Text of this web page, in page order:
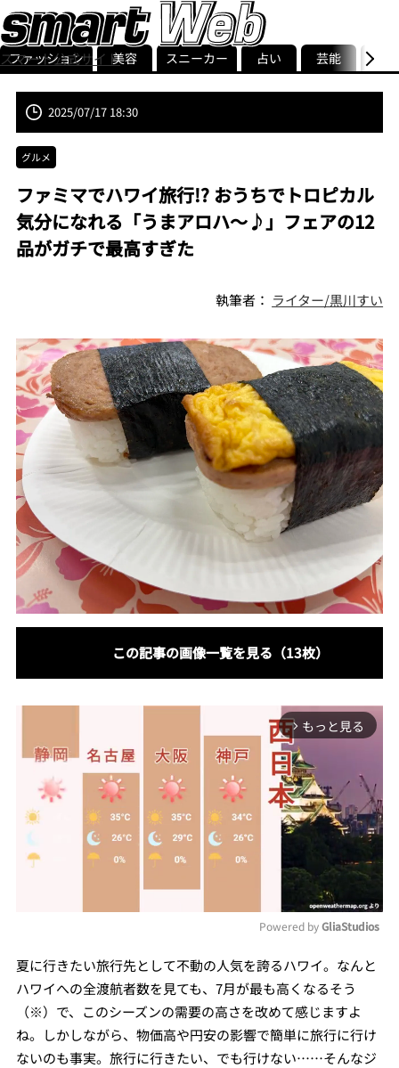
スマート公式サイト
smart最新号
記事一覧ランキング
ストリ
ファッション 美容 スニーカー 占い 芸能 グル
2025/07/17 18:30
グルメ
ファミマでハワイ旅行!? おうちでトロピカル
気分になれる「うまアロハ〜♪」フェアの12
品がガチで最高すぎた
執筆者： ライター/黒川すい
この記事の画像一覧を見る（13枚）
arrow_forward_ios もっと見る
Mute
Powered by GliaStudios
夏に行きたい旅行先として不動の人気を誇るハワイ。なんと
ハワイへの全渡航者数を見ても、7月が最も高くなるそう
（※）で、このシーズンの需要の高さを改めて感じますよ
ね。しかしながら、物価高や円安の影響で簡単に旅行に行け
ないのも事実。旅行に行きたい、でも行けない……そんなジ